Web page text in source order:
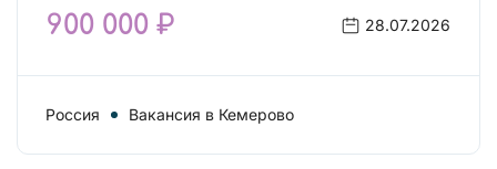
900 000 ₽ 28.07.2026
Россия Вакансия в Кемерово